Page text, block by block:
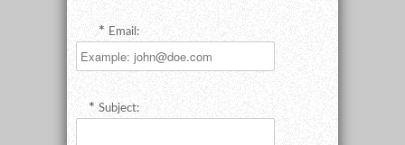
Email:
Subject: